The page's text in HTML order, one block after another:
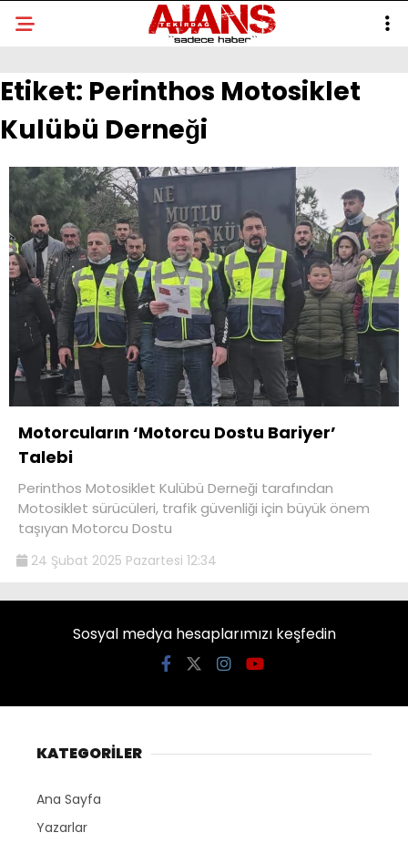
Etiket: Perinthos Motosiklet
Kulübü Derneği
Motorcuların ‘Motorcu Dostu Bariyer’
Talebi
Perinthos Motosiklet Kulübü Derneği tarafından
Motosiklet sürücüleri, trafik güvenliği için büyük önem
taşıyan Motorcu Dostu
24 Şubat 2025 Pazartesi 12:34
Sosyal medya hesaplarımızı keşfedin
KATEGORİLER
Ana Sayfa
Yazarlar